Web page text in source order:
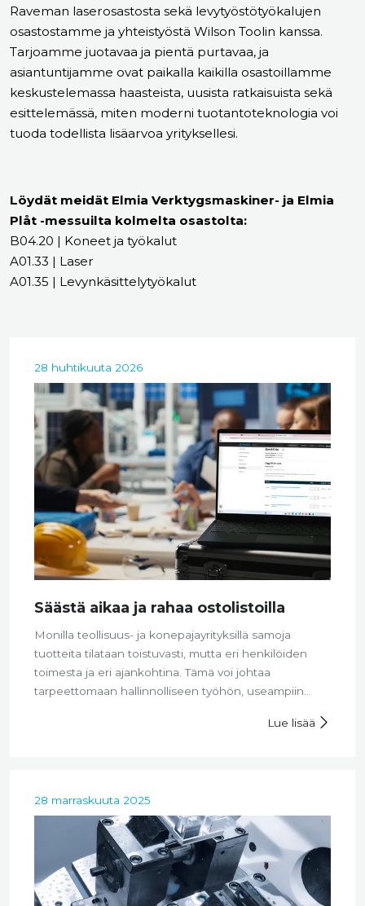
Raveman laserosastosta sekä levytyöstötyökalujen
osastostamme ja yhteistyöstä Wilson Toolin kanssa.
Tarjoamme juotavaa ja pientä purtavaa, ja
asiantuntijamme ovat paikalla kaikilla osastoillamme
keskustelemassa haasteista, uusista ratkaisuista sekä
esittelemässä, miten moderni tuotantoteknologia voi
tuoda todellista lisäarvoa yrityksellesi.
Löydät meidät Elmia Verktygsmaskiner- ja Elmia
Plåt -messuilta kolmelta osastolta:
B04.20 | Koneet ja työkalut
A01.33 | Laser
A01.35 | Levynkäsittelytyökalut
28 huhtikuuta 2026
Säästä aikaa ja rahaa ostolistoilla
Monilla teollisuus- ja konepajayrityksillä samoja
tuotteita tilataan toistuvasti, mutta eri henkilöiden
toimesta ja eri ajankohtina. Tämä voi johtaa
tarpeettomaan hallinnolliseen työhön, useampiin
virhetilauksiin. Ostolistojemme avulla saatteLue lisää
28 marraskuuta 2025